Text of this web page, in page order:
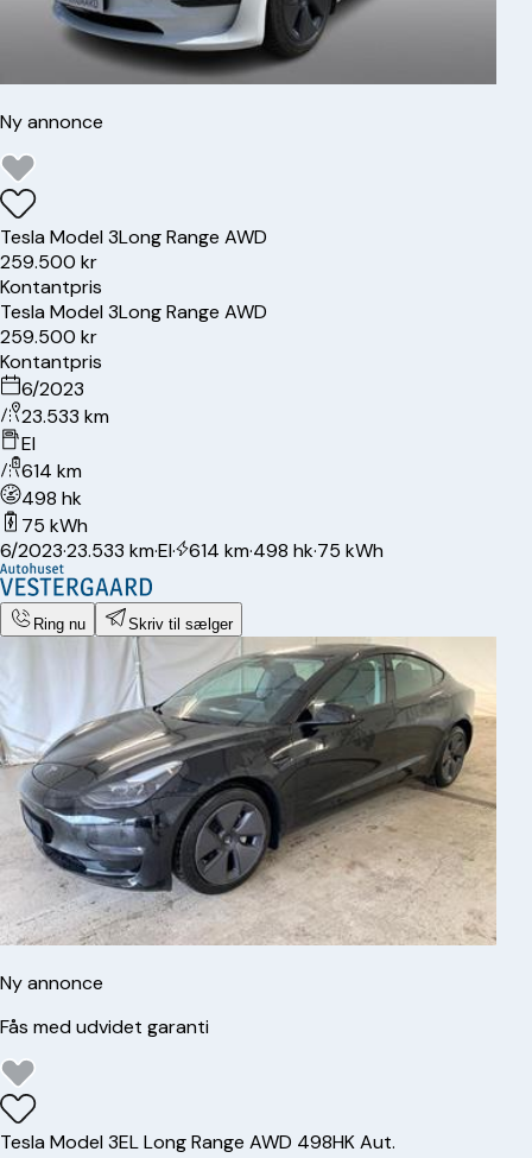
Ny annonce
TeslaModel 3Long Range AWD
259.500 kr
Kontantpris
TeslaModel 3Long Range AWD
259.500 kr
Kontantpris
6/2023
23.533 km
El
614 km
498 hk
75 kWh
6/2023·23.533 km·El· 614 km·498 hk·75 kWh
Ring nu Skriv til sælger
Ny annonce
Fås med udvidet garanti
TeslaModel 3EL Long Range AWD 498HK Aut.